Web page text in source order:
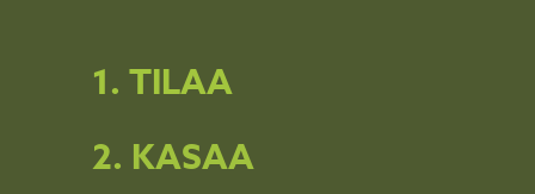
1. TILAA
2. KASAA